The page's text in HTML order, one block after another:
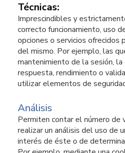
Técnicas:
Imprescindibles y
correcto funcionamiento, uso
opciones o servicios ofrecidos
del mismo. Por ejemplo, las
mantenimiento de la sesión,
respuesta, rendimiento o
utilizar elementos de
Análisis
Permiten contar el número de
realizar un análisis del uso de
interés de éste o de